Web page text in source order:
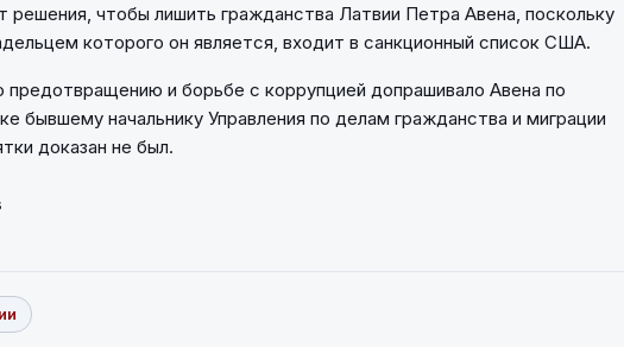
чтобы лишить гражданства Латвии Петра Авена, поскольку
которого он является, входит в санкционный список США.
предотвращению и борьбе с коррупцией допрашивало Авена по
бывшему начальнику Управления по делам гражданства и миграции
доказан не был.